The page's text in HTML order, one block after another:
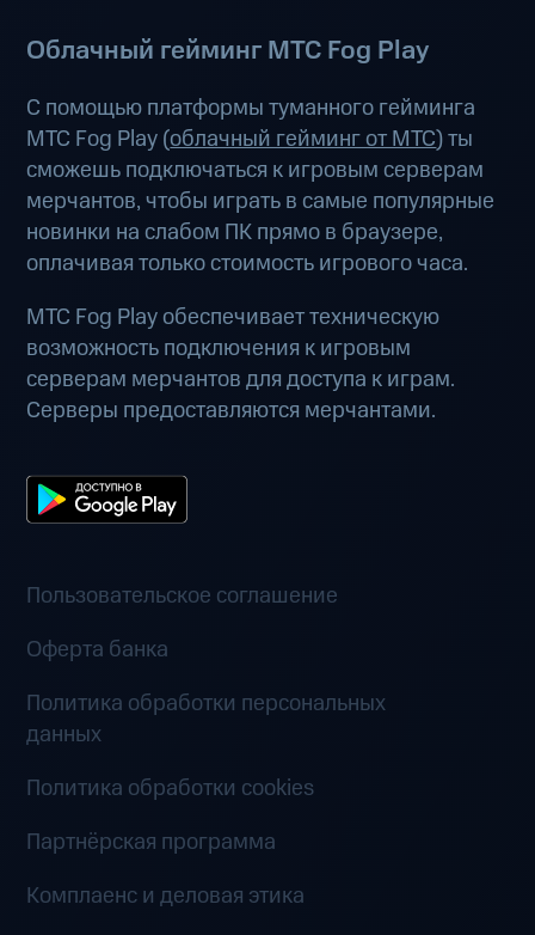
Облачный гейминг МТС Fog Play
С помощью платформы туманного гейминга
МТС Fog Play (облачный гейминг от МТС) ты
сможешь подключаться к игровым серверам
мерчантов, чтобы играть в самые популярные
новинки на слабом ПК прямо в браузере,
оплачивая только стоимость игрового часа.
МТС Fog Play обеспечивает техническую
возможность подключения к игровым
серверам мерчантов для доступа к играм.
Серверы предоставляются мерчантами.
Пользовательское соглашение
Оферта банка
Политика обработки персональных
данных
Политика обработки cookies
Партнёрская программа
Комплаенс и деловая этика